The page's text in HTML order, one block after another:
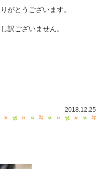
がとうございます。
訳ございません。
2018.12.25